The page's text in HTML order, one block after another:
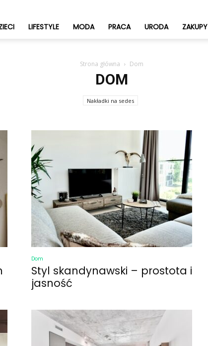
LIFESTYLE MODA PRACA URODA ZAKUPY
Strona główna Dom
DOM
Nakładki na sedes
Dom
Styl skandynawski – prostota i
jasność